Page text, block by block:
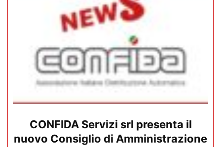
CONFIDA Servizi srl presenta il
nuovo Consiglio di Amministrazione